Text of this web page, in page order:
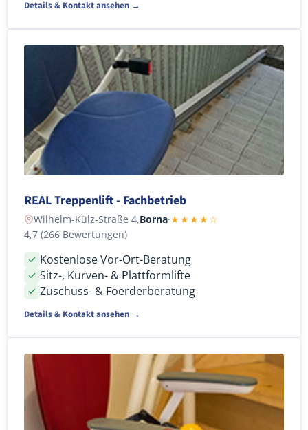
Details & Kontakt ansehen →
REAL Treppenlift - Fachbetrieb
Wilhelm-Külz-Straße 4,Borna·★★★★☆
4,7 (266 Bewertungen)
Kostenlose Vor-Ort-Beratung
Sitz-, Kurven- & Plattformlifte
Zuschuss- & Foerderberatung
Details & Kontakt ansehen →